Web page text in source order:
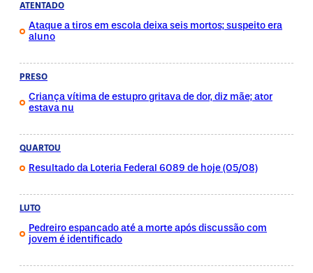
ATENTADO
Ataque a tiros em escola deixa seis mortos; suspeito era
aluno
PRESO
Criança vítima de estupro gritava de dor, diz mãe; ator
estava nu
QUARTOU
Resultado da Loteria Federal 6089 de hoje (05/08)
LUTO
Pedreiro espancado até a morte após discussão com
jovem é identificado